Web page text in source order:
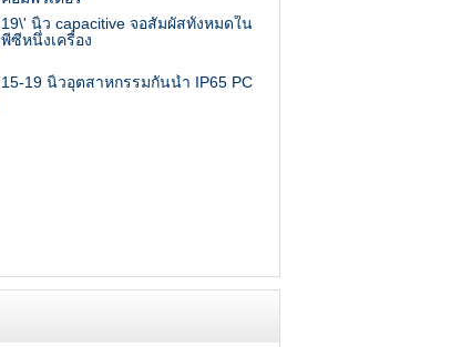
19\' นิ้ว capacitive จอสัมผัสทั้งหมดใน
พีซีหนึ่งเครื่อง
15-19 นิ้วอุตสาหกรรมกันน้ำ IP65 PC